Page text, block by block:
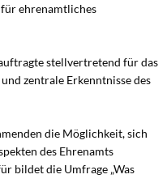
für ehrenamtliches
stellvertretend für das
zentrale Erkenntnisse des
die Möglichkeit, sich
des Ehrenamts
bildet die Umfrage „Was